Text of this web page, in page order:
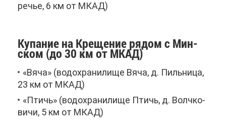
ре­чье, 6 км от МКАД)
Ку­па­ние на Кре­ще­ние ря­дом с Мин­
ском (до 30 км от МКАД)
«Вя­ча» (во­до­хра­ни­ли­ще Вя­ча, д. Пиль­ни­ца,
23 км от МКАД)
«Птичь» (во­до­хра­ни­ли­ще Птичь, д. Волч­ко­
ви­чи, 5 км от МКАД)